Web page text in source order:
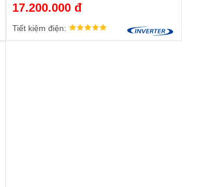
17.200.000 đ
Tiết kiệm điện: